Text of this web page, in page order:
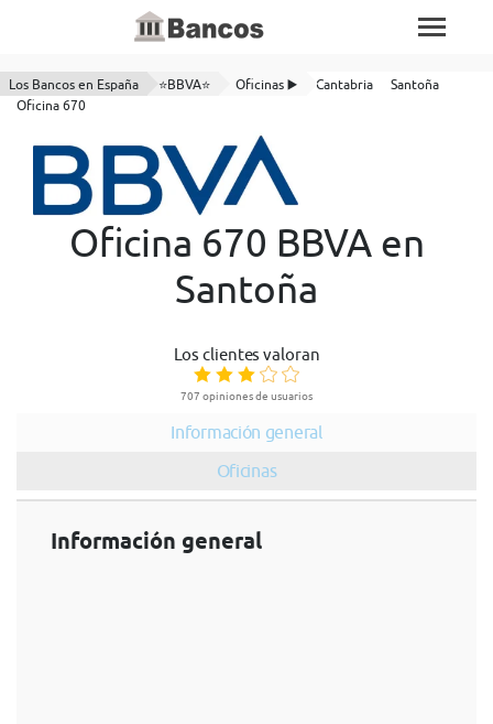
Los Bancos en España ⭐BBVA⭐ Oficinas ▶️ Cantabria
Santoña
Oficina 670
Oficina 670 BBVA en
Santoña
Los clientes valoran
707 opiniones de usuarios
Información general
Oficinas
Información general